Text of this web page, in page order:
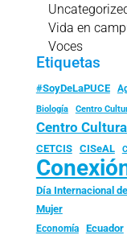
Vida en
Voces
Etiquetas
#SoyDeLaPUCE
Biología
Centro
Centro
CETCIS CISeAL
Día Internacional
Mujer
Economía Ecuador